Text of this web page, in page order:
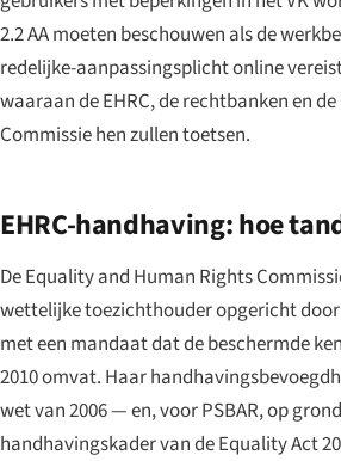
2.2 AA moeten beschouwen als de
redelijke-aanpassingsplicht online
waaraan de EHRC, de rechtbanken en
Commissie hen zullen toetsen.
EHRC-handhaving: hoe
De Equality and Human Rights
wettelijke toezichthouder opgericht door
met een mandaat dat de beschermde
2010 omvat. Haar
wet van 2006 — en, voor PSBAR, op
handhavingskader van de Equality Act